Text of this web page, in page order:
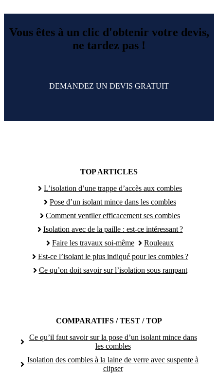
Vous êtes à un clic d'obtenir votre devis,
ne tardez pas !
DEMANDEZ UN DEVIS GRATUIT
TOP ARTICLES
L’isolation d’une trappe d’accès aux combles
Pose d’un isolant mince dans les combles
Comment ventiler efficacement ses combles
Isolation avec de la paille : est-ce intéressant ?
Faire les travaux soi-même
Rouleaux
Est-ce l’isolant le plus indiqué pour les combles ?
Ce qu’on doit savoir sur l’isolation sous rampant
COMPARATIFS / TEST / TOP
Ce qu’il faut savoir sur la pose d’un isolant mince dans
les combles
Isolation des combles à la laine de verre avec suspente à
clipser